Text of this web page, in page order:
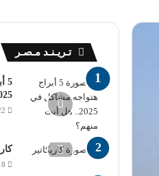
تـريـنـد مـصـر
2025.. هل
22
18